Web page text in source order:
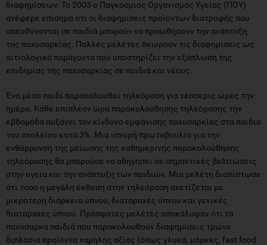
διαφημίσεων. Το 2003 ο Παγκόσμιος Οργανισμός Υγείας (ΠΟΥ)
ανέφερε επίσημα ότι οι διαφημίσεις προϊόντων διατροφής που
απευθύνονται σε παιδιά μπορούν να προωθήσουν την ανάπτυξη
της παχυσαρκίας. Πολλές μελέτες θεωρούν τις διαφημίσεις ως
αιτιολογικό παράγοντα που υποστηρίζει την εξάπλωση της
επιδημίας της παχυσαρκίας σε παιδιά και νέους.
Ένα μέσο παιδί παρακολουθεί τηλεόραση για τέσσερις ώρες την
ημέρα. Κάθε επιπλέον ώρα παρακολούθησης τηλεόρασης την
εβδομάδα αυξάνει τον κίνδυνο εμφάνισης παχυσαρκίας στα παιδιά
του σχολείου κατά 3%. Μια ισχυρή πρωτοβουλία για την
ενθάρρυνση της μείωσης της καθημερινής παρακολούθησης
τηλεόρασης θα μπορούσε να οδηγήσει σε σημαντικές βελτιώσεις
στην υγεία και την ανάπτυξη των παιδιών. Μια μελέτη διαπίστωσε
ότι τόσο η μεγάλη έκθεση στην τηλεόραση σχετίζεται με
μικρότερη διάρκεια ύπνου, διαταραχές ύπνου και γενικές
διαταραχές ύπνου. Πρόσφατες μελέτες αποκάλυψαν ότι τα
παχύσαρκα παιδιά που παρακολουθούν διαφημίσεις τρώνε
διπλάσια προϊόντα χαμηλής αξίας (όπως γλυκά, μάρκες, fast food